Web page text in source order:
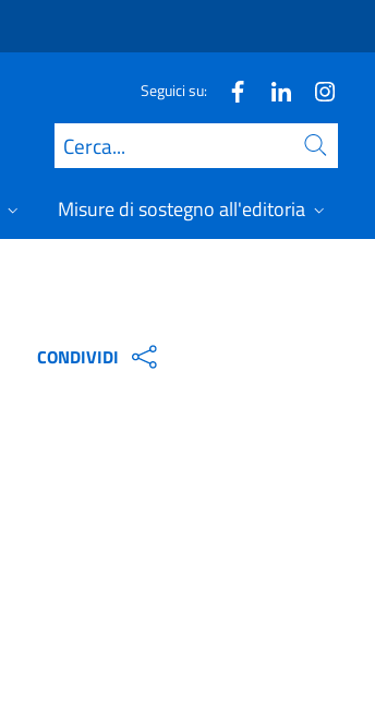
Seguici su:
Cerca
Misure di sostegno all'editoria
CONDIVIDI